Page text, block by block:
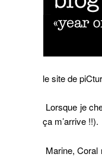
le site de
Lorsque je
ça m’arrive !!).
Marine, Coral